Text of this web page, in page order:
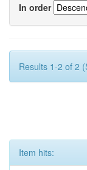
In order
Results 1-2 of 2
Item hits: